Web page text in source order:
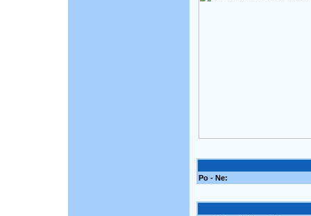
Po - Ne: